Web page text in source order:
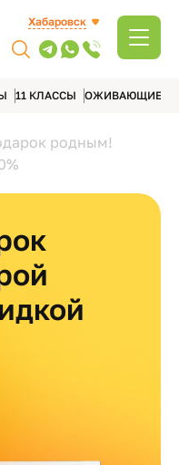
Хабаровск
11 КЛАССЫ ОЖИВАЮЩИЕ
родным!